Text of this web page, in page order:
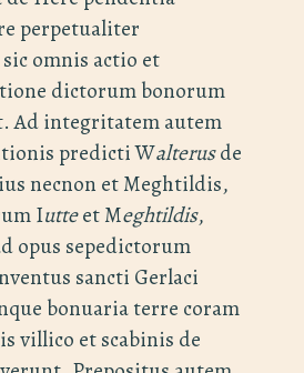
perpetualiter
omnis actio et
dictorum bonorum
Ad integritatem autem
predicti Walterusde
necnon et Meghtildis,
Iutteet Meghtildis,
opus sepedictorum
sancti Gerlaci
bonuaria terre coram
villico et scabinis de